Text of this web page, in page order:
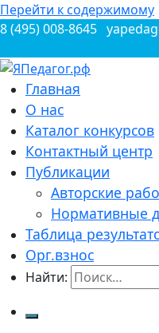
Перейти к содержимому
8 (495) 008-8645
Всероссийские конкурсы
Главная
О нас
Каталог конкурсов
Контактный центр
Публикации
Авторские
Нормативные
Таблица
Орг.взнос
Найти: